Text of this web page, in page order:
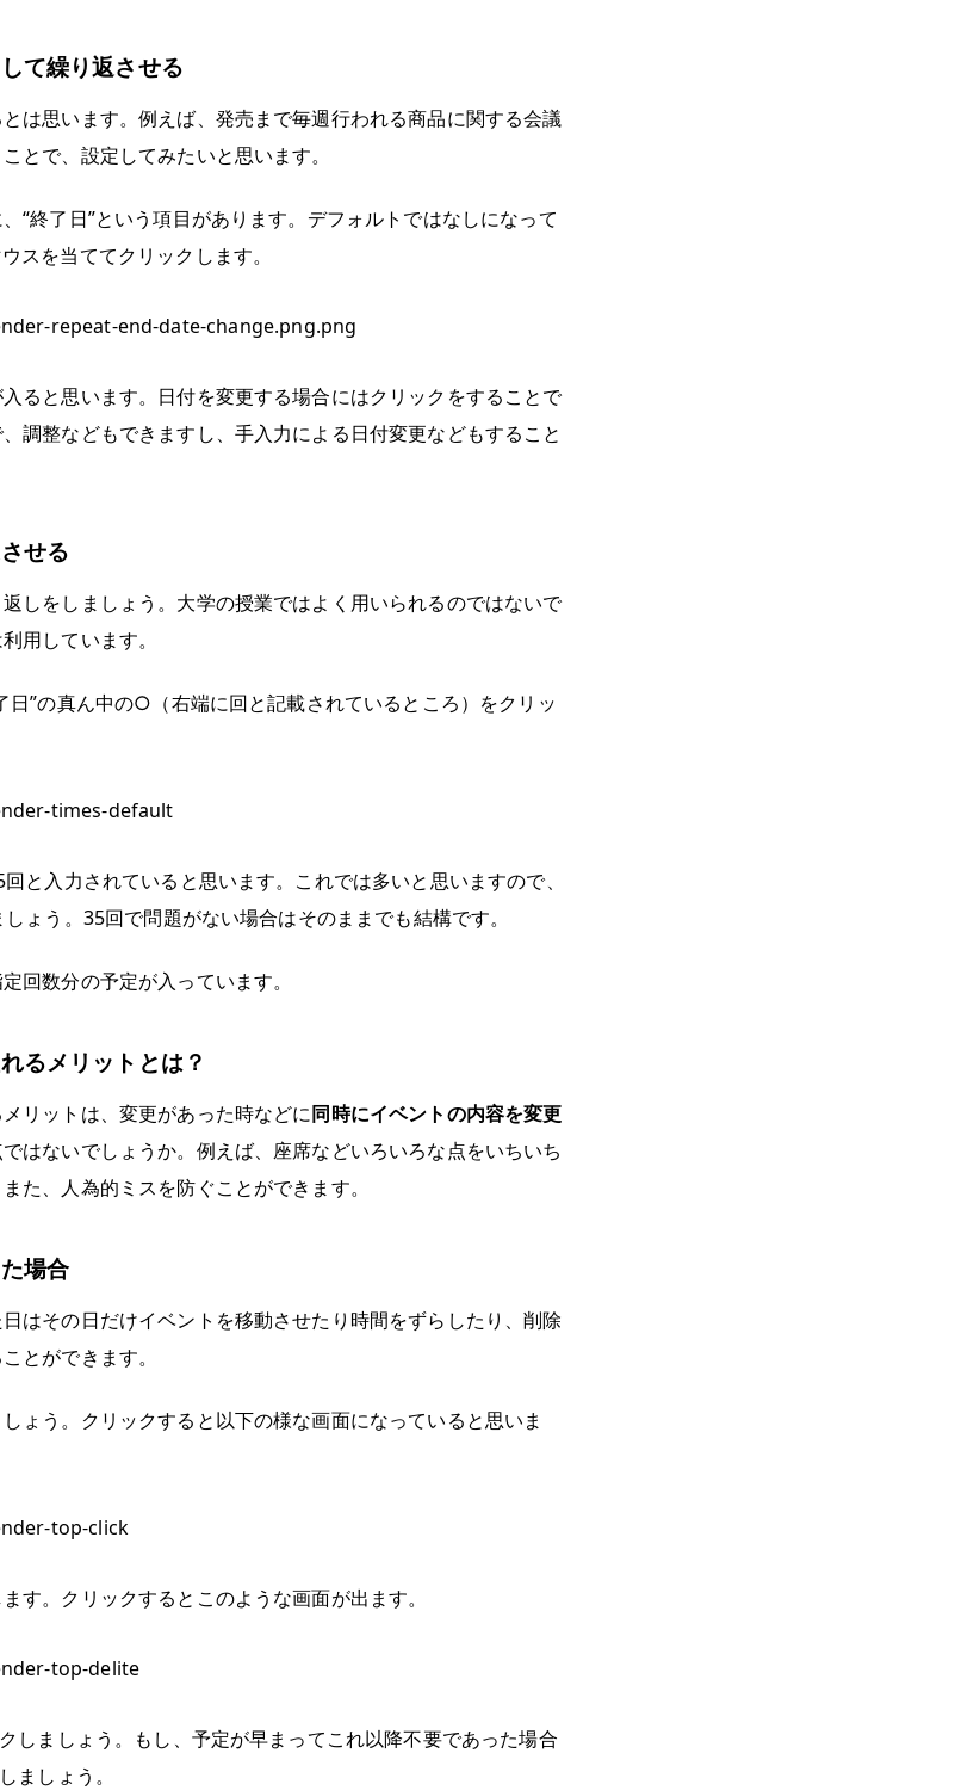
て繰り返させる
は思います。例えば、発売まで毎週行われる商品に関する会議
とで、設定してみたいと思います。
“終了日”という項目があります。デフォルトではなしになって
スを当ててクリックします。
ると思います。日付を変更する場合にはクリックをすることで
調整などもできますし、手入力による日付変更などもすること
せる
しをしましょう。大学の授業ではよく用いられるのではないで
用しています。
日”の真ん中の○（右端に回と記載されているところ）をクリッ
と入力されていると思います。これでは多いと思いますので、
ょう。35回で問題がない場合はそのままでも結構です。
回数分の予定が入っています。
るメリットとは？
リットは、変更があった時などに同時にイベントの内容を変更
はないでしょうか。例えば、座席などいろいろな点をいちいち
た、人為的ミスを防ぐことができます。
場合
はその日だけイベントを移動させたり時間をずらしたり、削除
とができます。
ょう。クリックすると以下の様な画面になっていると思いま
す。クリックするとこのような画面が出ます。
しましょう。もし、予定が早まってこれ以降不要であった場合
ましょう。